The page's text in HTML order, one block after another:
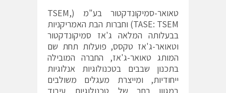
טאואר-סמיקונדקטור בע"מ (TSEM,
TASE: TSEM) וחברות הבת האמריקניות
בבעלותה המלאה ג'אז סמיקונדקטור
וטאואר-ג'אז טקסס, פועלות תחת שם
המותג טאואר-ג'אז, החברה המובילה
בתכנון שבבים בטכנולוגיות אנלוגיות
ייחודיות, ומייצרת מעגלים משולבים
במגוון רחב של טכנולוגיות עיבוד